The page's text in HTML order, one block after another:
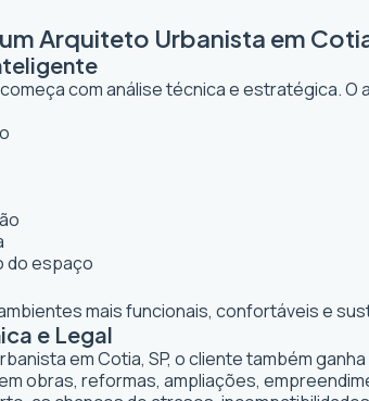
Arquiteto Urbanista em
com análise técnica e estratégica.
do espaço
mais funcionais, confortáveis e
e Legal
em Cotia, SP, o cliente também
obras, reformas, ampliações,